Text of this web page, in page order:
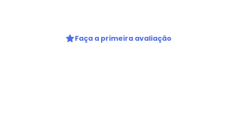
Faça a primeira avaliação